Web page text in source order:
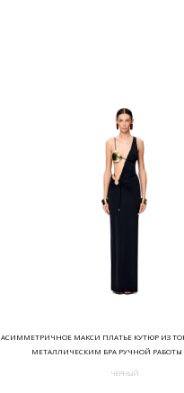
АСИММЕТРИЧНОЕ МАКСИ ПЛАТЬЕ КУТЮР ИЗ
МЕТАЛЛИЧЕСКИМ БРА РУЧНОЙ
ЧЁРНЫЙ